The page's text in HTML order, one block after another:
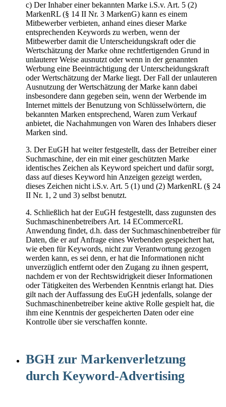
c) Der Inhaber einer bekannten Marke i.S.v. Art. 5 (2)
MarkenRL (§ 14 II Nr. 3 MarkenG) kann es einem
Mitbewerber verbieten, anhand eines dieser Marke
entsprechenden Keywords zu werben, wenn der
Mitbewerber damit die Unterscheidungskraft oder die
Wertschätzung der Marke ohne rechtfertigenden Grund in
unlauterer Weise ausnutzt oder wenn in der genannten
Werbung eine Beeinträchtigung der Unterscheidungskraft
oder Wertschätzung der Marke liegt. Der Fall der unlauteren
Ausnutzung der Wertschätzung der Marke kann dabei
insbesondere dann gegeben sein, wenn der Werbende im
Internet mittels der Benutzung von Schlüsselwörtern, die
bekannten Marken entsprechend, Waren zum Verkauf
anbietet, die Nachahmungen von Waren des Inhabers dieser
Marken sind.
3. Der EuGH hat weiter festgestellt, dass der Betreiber einer
Suchmaschine, der ein mit einer geschützten Marke
identisches Zeichen als Keyword speichert und dafür sorgt,
dass auf dieses Keyword hin Anzeigen gezeigt werden,
dieses Zeichen nicht i.S.v. Art. 5 (1) und (2) MarkenRL (§ 24
II Nr. 1, 2 und 3) selbst benutzt.
4. Schließlich hat der EuGH festgestellt, dass zugunsten des
Suchmaschinenbetreibers Art. 14 ECommerceRL
Anwendung findet, d.h. dass der Suchmaschinenbetreiber für
Daten, die er auf Anfrage eines Werbenden gespeichert hat,
wie eben für Keywords, nicht zur Verantwortung gezogen
werden kann, es sei denn, er hat die Informationen nicht
unverzüglich entfernt oder den Zugang zu ihnen gesperrt,
nachdem er von der Rechtswidrigkeit dieser Informationen
oder Tätigkeiten des Werbenden Kenntnis erlangt hat. Dies
gilt nach der Auffassung des EuGH jedenfalls, solange der
Suchmaschinenbetreiber keine aktive Rolle gespielt hat, die
ihm eine Kenntnis der gespeicherten Daten oder eine
Kontrolle über sie verschaffen konnte.
BGH zur Markenverletzung
durch Keyword-Advertising